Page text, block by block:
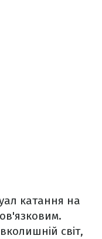
катання на
світ,